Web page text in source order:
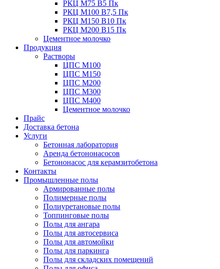
РКЦ М75 B5 Пк
РКЦ М100 B7,5 Пк
РКЦ М150 B10 Пк
РКЦ М200 B15 Пк
Цементное молочко
Продукция
Растворы
ЦПС М100
ЦПС М150
ЦПС М200
ЦПС М300
ЦПС М400
Цементное молочко
Прайс
Доставка бетона
Услуги
Бетонная лаборатория
Аренда бетононасосов
Бетононасос для керамзитобетона
Контакты
Промышленные полы
Армированные полы
Полимерные полы
Полиуретановые полы
Топпинговые полы
Полы для ангара
Полы для автосервиса
Полы для автомойки
Полы для паркинга
Полы для складских помещений